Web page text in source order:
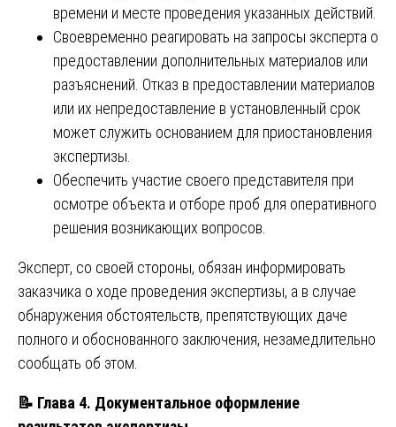
времени и месте проведения указанных действий.
Своевременно реагировать на запросы эксперта о
предоставлении дополнительных материалов или
разъяснений. Отказ в предоставлении материалов
или их непредоставление в установленный срок
может служить основанием для приостановления
экспертизы.
Обеспечить участие своего представителя при
осмотре объекта и отборе проб для оперативного
решения возникающих вопросов.
Эксперт, со своей стороны, обязан информировать
заказчика о ходе проведения экспертизы, а в случае
обнаружения обстоятельств, препятствующих даче
полного и обоснованного заключения, незамедлительно
сообщать об этом.
📝 Глава 4. Документальное оформление